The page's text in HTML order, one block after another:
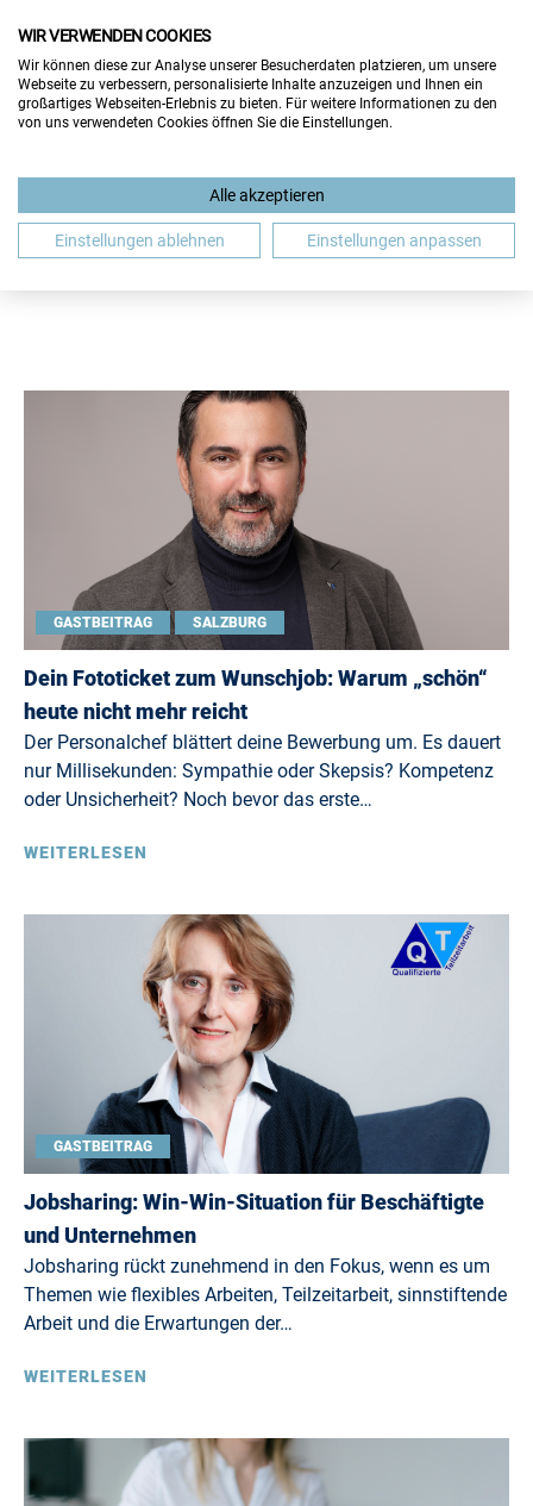
BEWERBUNG GASTBEITRAG GEHALT
JOBMESSE JOBSUCHE SALZBURG WIEN
GASTBEITRAG SALZBURG
Dein Fototicket zum Wunschjob: Warum „schön“
heute nicht mehr reicht
Der Personalchef blättert deine Bewerbung um. Es dauert
nur Millisekunden: Sympathie oder Skepsis? Kompetenz
oder Unsicherheit? Noch bevor das erste…
WEITERLESEN
GASTBEITRAG
Jobsharing: Win-Win-Situation für Beschäftigte
und Unternehmen
Jobsharing rückt zunehmend in den Fokus, wenn es um
Themen wie flexibles Arbeiten, Teilzeitarbeit, sinnstiftende
Arbeit und die Erwartungen der…
WEITERLESEN
WIR VERWENDEN COOKIES
Wir können diese zur Analyse unserer Besucherdaten platzieren, um unsere
Webseite zu verbessern, personalisierte Inhalte anzuzeigen und Ihnen ein
großartiges Webseiten-Erlebnis zu bieten. Für weitere Informationen zu den
von uns verwendeten Cookies öffnen Sie die Einstellungen.
Alle akzeptieren
Einstellungen ablehnen Einstellungen anpassen